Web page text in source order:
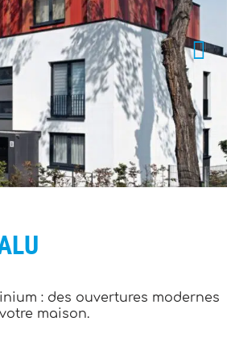
: des ouvertures modernes
maison.